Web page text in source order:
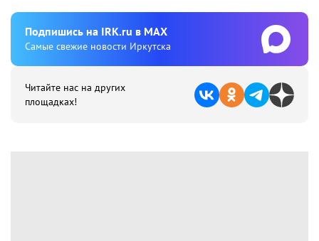
Подпишиcь на IRK.ru в MAX
Cамые свежие новости Иркутска
Читайте нас на других
площадках!